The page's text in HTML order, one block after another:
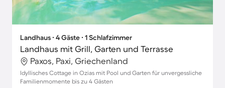
Landhaus ∙ 4 Gäste ∙ 1 Schlafzimmer
Landhaus mit Grill, Garten und Terrasse
Paxos, Paxi, Griechenland
Idyllisches Cottage in Ozias mit Pool und Garten für unvergessliche
Familienmomente bis zu 4 Gästen